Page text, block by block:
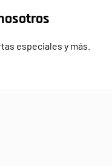
especiales y más.